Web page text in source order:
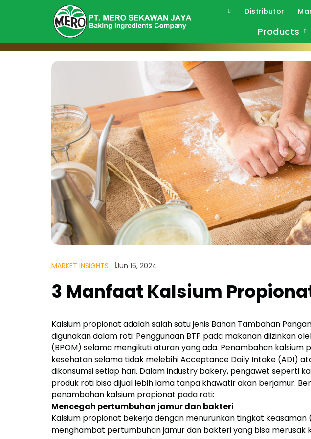
Distributor
Products
MARKET INSIGHTS Jun 16, 2024
3 Manfaat Kalsium
Kalsium propionat adalah salah satu jenis Bahan Tambahan
digunakan dalam roti. Penggunaan BTP pada makanan diizinkan
(BPOM) selama mengikuti aturan yang ada. Penambahan
kesehatan selama tidak melebihi Acceptance Daily Intake (ADI)
dikonsumsi setiap hari. Dalam industry bakery, pengawet seperti
produk roti bisa dijual lebih lama tanpa khawatir akan berjamur.
penambahan kalsium propionat pada roti:
Mencegah pertumbuhan jamur dan bakteri
Kalsium propionat bekerja dengan menurunkan tingkat
menghambat pertumbuhan jamur dan bakteri yang bisa merusak